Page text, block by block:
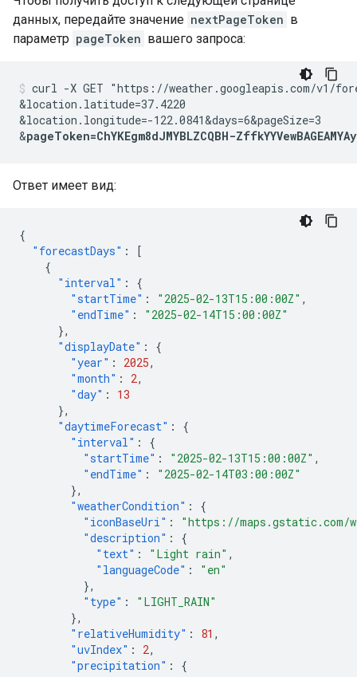
данных, передайте значение nextPageToken в
параметр pageToken вашего запроса:
curl -X GET "https://weather.googleapis.com/v1/
&location.latitude=37.4220
&location.longitude=-122.0841&days=6&pageSize=3
&pageToken=ChYKEgm8dJMYBLZCQBH-
Ответ имеет вид:
{
"forecastDays" :
[
{
"interval" :
{
"startTime" : "2025-02-13T15:00:00Z" ,
"endTime" :
"2025-02-14T15:00:00Z"
},
"displayDate" :
{
"year" : 2025,
"month" : 2,
"day" :
13
},
"daytimeForecast" :
{
"interval" :
{
"startTime" : "2025-02-13T15:00:00Z" ,
"endTime" :
"2025-02-14T03:00:00Z"
},
"weatherCondition" :
{
"iconBaseUri" :
"https://maps.gstatic.com/
"description" :
{
"text" : "Light rain" ,
"languageCode" :
"en"
},
"type" :
"LIGHT_RAIN"
},
"relativeHumidity" : 81 ,
"uvIndex" : 2,
"precipitation" :
{